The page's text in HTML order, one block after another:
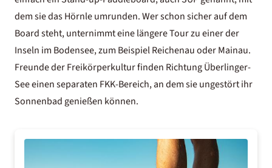
dem sie das Hörnle umrunden. Wer schon sicher auf dem
Board steht, unternimmt eine längere Tour zu einer der
Inseln im Bodensee, zum Beispiel Reichenau oder Mainau.
Freunde der Freikörperkultur finden Richtung Überlinger-
See einen separaten FKK-Bereich, an dem sie ungestört ihr
Sonnenbad genießen können.